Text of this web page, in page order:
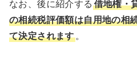
なお、後に紹介する 借地権・
の相続税評価額は自用地の相
て決定されます。